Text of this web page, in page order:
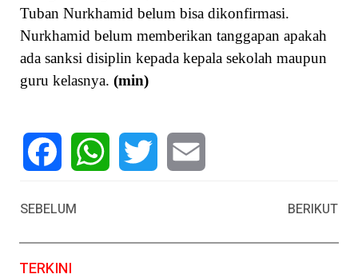
Tuban Nurkhamid belum bisa dikonfirmasi.
Nurkhamid belum memberikan tanggapan apakah
ada sanksi disiplin kepada kepala sekolah maupun
guru kelasnya. (min)
SEBELUM
BERIKUT
TERKINI